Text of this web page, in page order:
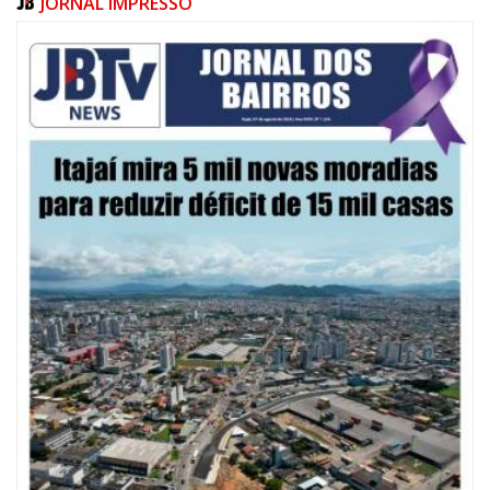
07/08/2026 | 10:15
Defesa Civil de Itajaí e Univali ampliam monitoramento das marés com
novo marégrafo
NAVEGANTES